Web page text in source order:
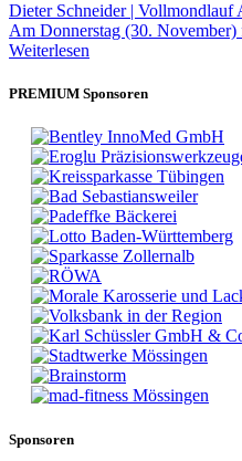
Dieter Schneider | Vollmondlauf
Am Donnerstag (30.
Weiterlesen
PREMIUM Sponsoren
Sponsoren